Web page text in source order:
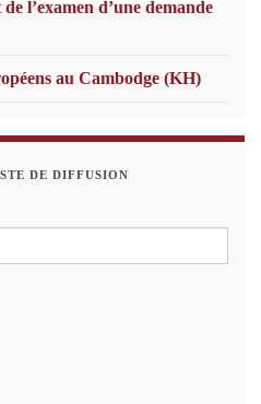
l’examen d’une demande
au Cambodge (KH)
DE DIFFUSION